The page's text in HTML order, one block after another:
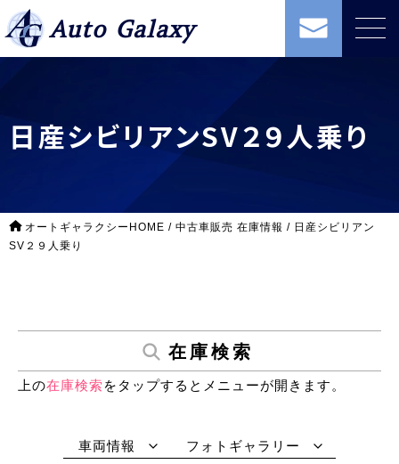
Auto Galaxy
日産シビリアンSV２９人乗り
オートギャラクシーHOME / 中古車販売 在庫情報 / 日産シビリアン
SV２９人乗り
在庫検索
上の在庫検索をタップするとメニューが開きます。
車両情報
フォトギャラリー